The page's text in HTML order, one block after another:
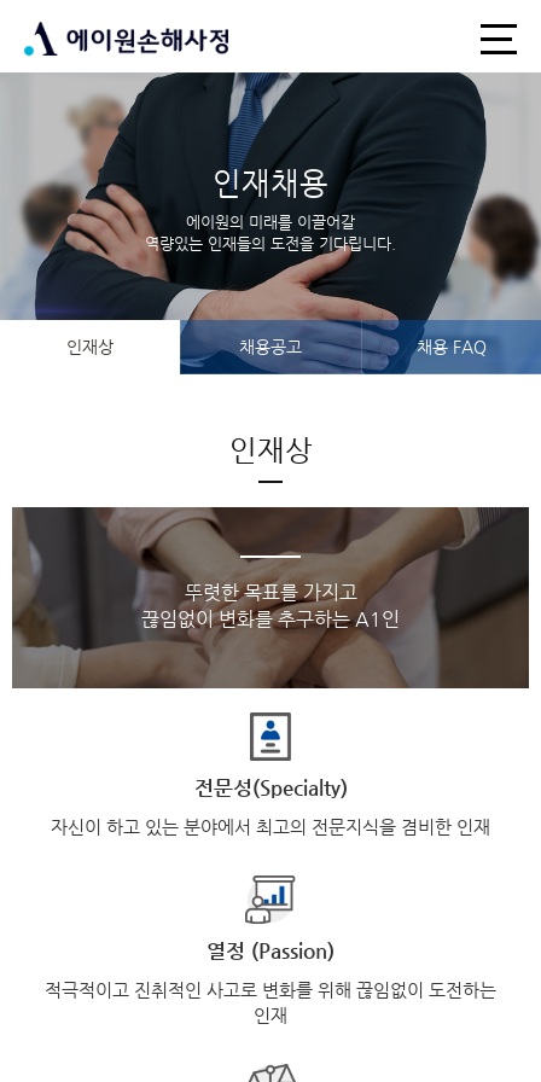
인재채용
에이원의 미래를 이끌어갈
역량있는 인재들의 도전을 기다립니다.
인재상 채용공고 채용 FAQ
인재상
뚜렷한 목표를 가지고
끊임없이 변화를 추구하는 A1인
전문성(Specialty)
자신이 하고 있는 분야에서 최고의 전문지식을 겸비한 인재
열정 (Passion)
적극적이고 진취적인 사고로 변화를 위해 끊임없이 도전하는
인재